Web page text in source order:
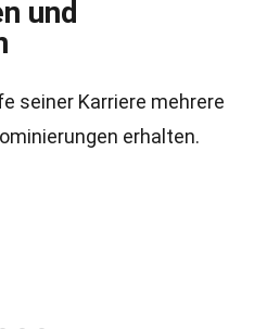
und
seiner Karriere mehrere
erhalten.